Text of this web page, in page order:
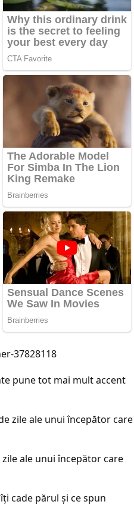
pune tot mai mult accent
ale unui începător care